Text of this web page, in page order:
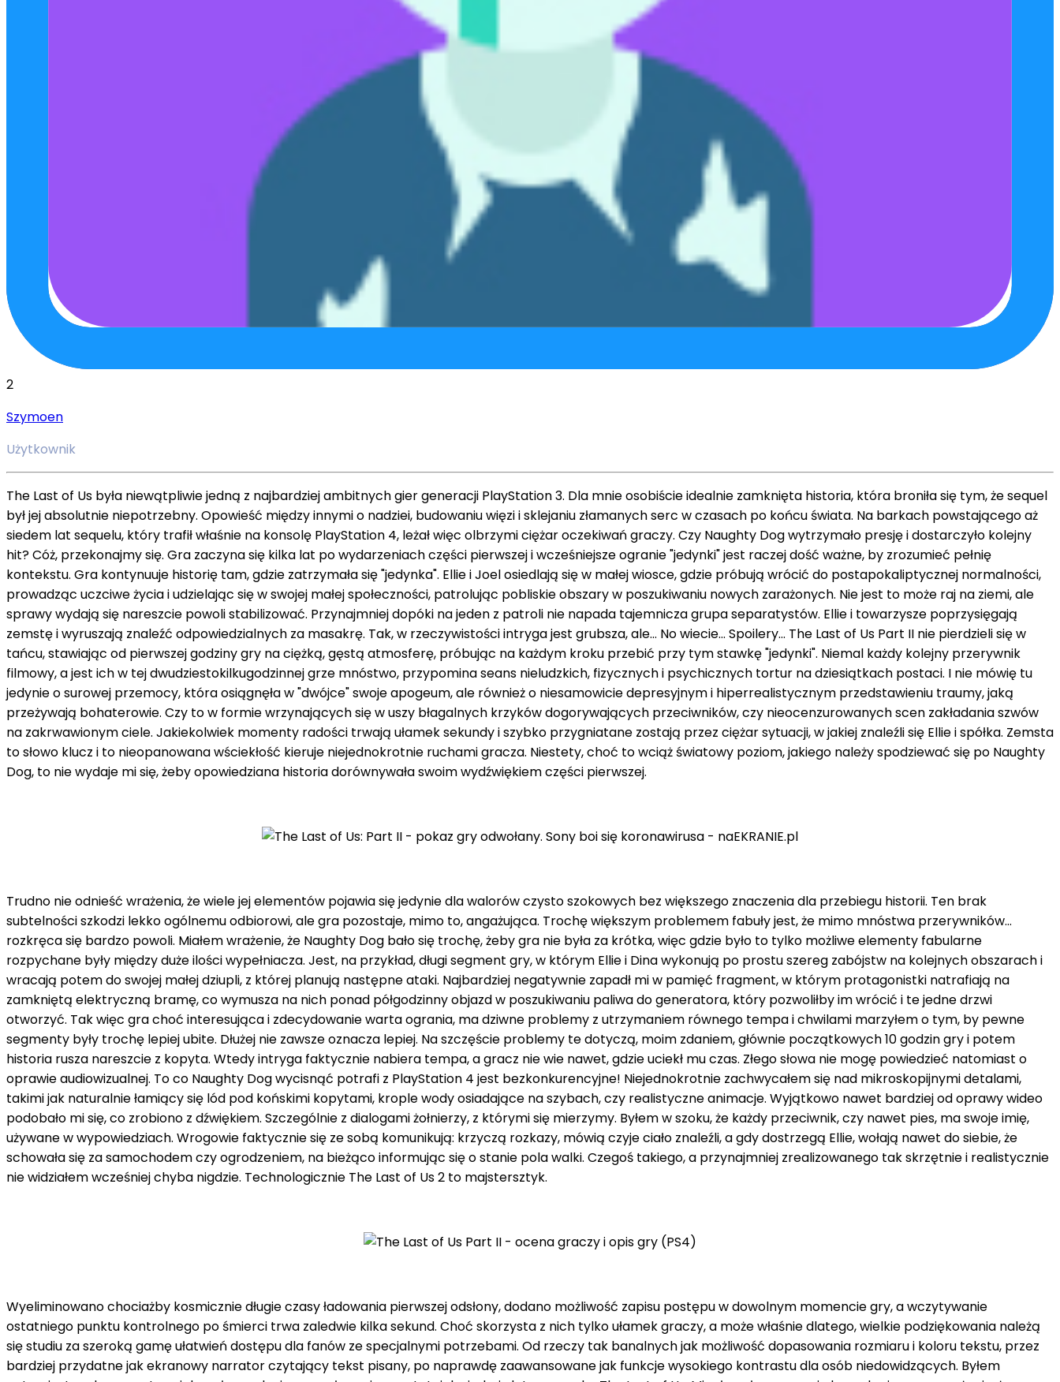
2
Szymoen
Użytkownik
The Last of Us była niewątpliwie jedną z najbardziej ambitnych gier generacji PlayStation 3. Dla mnie osobiście idealnie zamknięta historia, która broniła się tym, że sequel
był jej absolutnie niepotrzebny. Opowieść między innymi o nadziei, budowaniu więzi i sklejaniu złamanych serc w czasach po końcu świata. Na barkach powstającego aż
siedem lat sequelu, który trafił właśnie na konsolę PlayStation 4, leżał więc olbrzymi ciężar oczekiwań graczy. Czy Naughty Dog wytrzymało presję i dostarczyło kolejny
hit? Cóż, przekonajmy się. Gra zaczyna się kilka lat po wydarzeniach części pierwszej i wcześniejsze ogranie "jedynki" jest raczej dość ważne, by zrozumieć pełnię
kontekstu. Gra kontynuuje historię tam, gdzie zatrzymała się "jedynka". Ellie i Joel osiedlają się w małej wiosce, gdzie próbują wrócić do postapokaliptycznej normalności,
prowadząc uczciwe życia i udzielając się w swojej małej społeczności, patrolując pobliskie obszary w poszukiwaniu nowych zarażonych. Nie jest to może raj na ziemi, ale
sprawy wydają się nareszcie powoli stabilizować. Przynajmniej dopóki na jeden z patroli nie napada tajemnicza grupa separatystów. Ellie i towarzysze poprzysięgają
zemstę i wyruszają znaleźć odpowiedzialnych za masakrę. Tak, w rzeczywistości intryga jest grubsza, ale... No wiecie... Spoilery... The Last of Us Part II nie pierdzieli się w
tańcu, stawiając od pierwszej godziny gry na ciężką, gęstą atmosferę, próbując na każdym kroku przebić przy tym stawkę "jedynki". Niemal każdy kolejny przerywnik
filmowy, a jest ich w tej dwudziestokilkugodzinnej grze mnóstwo, przypomina seans nieludzkich, fizycznych i psychicznych tortur na dziesiątkach postaci. I nie mówię tu
jedynie o surowej przemocy, która osiągnęła w "dwójce" swoje apogeum, ale również o niesamowicie depresyjnym i hiperrealistycznym przedstawieniu traumy, jaką
przeżywają bohaterowie. Czy to w formie wrzynających się w uszy błagalnych krzyków dogorywających przeciwników, czy nieocenzurowanych scen zakładania szwów
na zakrwawionym ciele. Jakiekolwiek momenty radości trwają ułamek sekundy i szybko przygniatane zostają przez ciężar sytuacji, w jakiej znaleźli się Ellie i spółka. Zemsta
to słowo klucz i to nieopanowana wściekłość kieruje niejednokrotnie ruchami gracza. Niestety, choć to wciąż światowy poziom, jakiego należy spodziewać się po Naughty
Dog, to nie wydaje mi się, żeby opowiedziana historia dorównywała swoim wydźwiękiem części pierwszej.
Trudno nie odnieść wrażenia, że wiele jej elementów pojawia się jedynie dla walorów czysto szokowych bez większego znaczenia dla przebiegu historii. Ten brak
subtelności szkodzi lekko ogólnemu odbiorowi, ale gra pozostaje, mimo to, angażująca. Trochę większym problemem fabuły jest, że mimo mnóstwa przerywników…
rozkręca się bardzo powoli. Miałem wrażenie, że Naughty Dog bało się trochę, żeby gra nie była za krótka, więc gdzie było to tylko możliwe elementy fabularne
rozpychane były między duże ilości wypełniacza. Jest, na przykład, długi segment gry, w którym Ellie i Dina wykonują po prostu szereg zabójstw na kolejnych obszarach i
wracają potem do swojej małej dziupli, z której planują następne ataki. Najbardziej negatywnie zapadł mi w pamięć fragment, w którym protagonistki natrafiają na
zamkniętą elektryczną bramę, co wymusza na nich ponad półgodzinny objazd w poszukiwaniu paliwa do generatora, który pozwoliłby im wrócić i te jedne drzwi
otworzyć. Tak więc gra choć interesująca i zdecydowanie warta ogrania, ma dziwne problemy z utrzymaniem równego tempa i chwilami marzyłem o tym, by pewne
segmenty były trochę lepiej ubite. Dłużej nie zawsze oznacza lepiej. Na szczęście problemy te dotyczą, moim zdaniem, głównie początkowych 10 godzin gry i potem
historia rusza nareszcie z kopyta. Wtedy intryga faktycznie nabiera tempa, a gracz nie wie nawet, gdzie uciekł mu czas. Złego słowa nie mogę powiedzieć natomiast o
oprawie audiowizualnej. To co Naughty Dog wycisnąć potrafi z PlayStation 4 jest bezkonkurencyjne! Niejednokrotnie zachwycałem się nad mikroskopijnymi detalami,
takimi jak naturalnie łamiący się lód pod końskimi kopytami, krople wody osiadające na szybach, czy realistyczne animacje. Wyjątkowo nawet bardziej od oprawy wideo
podobało mi się, co zrobiono z dźwiękiem. Szczególnie z dialogami żołnierzy, z którymi się mierzymy. Byłem w szoku, że każdy przeciwnik, czy nawet pies, ma swoje imię,
używane w wypowiedziach. Wrogowie faktycznie się ze sobą komunikują: krzyczą rozkazy, mówią czyje ciało znaleźli, a gdy dostrzegą Ellie, wołają nawet do siebie, że
schowała się za samochodem czy ogrodzeniem, na bieżąco informując się o stanie pola walki. Czegoś takiego, a przynajmniej zrealizowanego tak skrzętnie i realistycznie
nie widziałem wcześniej chyba nigdzie. Technologicznie The Last of Us 2 to majstersztyk.
Wyeliminowano chociażby kosmicznie długie czasy ładowania pierwszej odsłony, dodano możliwość zapisu postępu w dowolnym momencie gry, a wczytywanie
ostatniego punktu kontrolnego po śmierci trwa zaledwie kilka sekund. Choć skorzysta z nich tylko ułamek graczy, a może właśnie dlatego, wielkie podziękowania należą
się studiu za szeroką gamę ułatwień dostępu dla fanów ze specjalnymi potrzebami. Od rzeczy tak banalnych jak możliwość dopasowania rozmiaru i koloru tekstu, przez
bardziej przydatne jak ekranowy narrator czytający tekst pisany, po naprawdę zaawansowane jak funkcje wysokiego kontrastu dla osób niedowidzących. Byłem